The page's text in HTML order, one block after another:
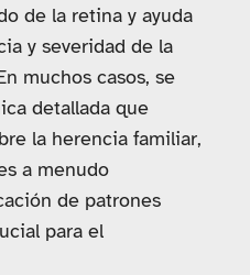
de la retina y ayuda
y severidad de la
muchos casos, se
detallada que
la herencia familiar,
a menudo
de patrones
para el